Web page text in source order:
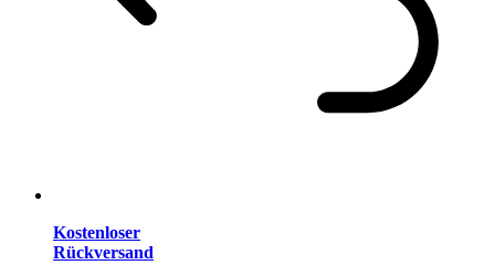
Kostenloser
Rückversand